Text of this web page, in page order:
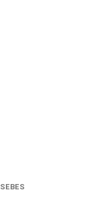
SEBES